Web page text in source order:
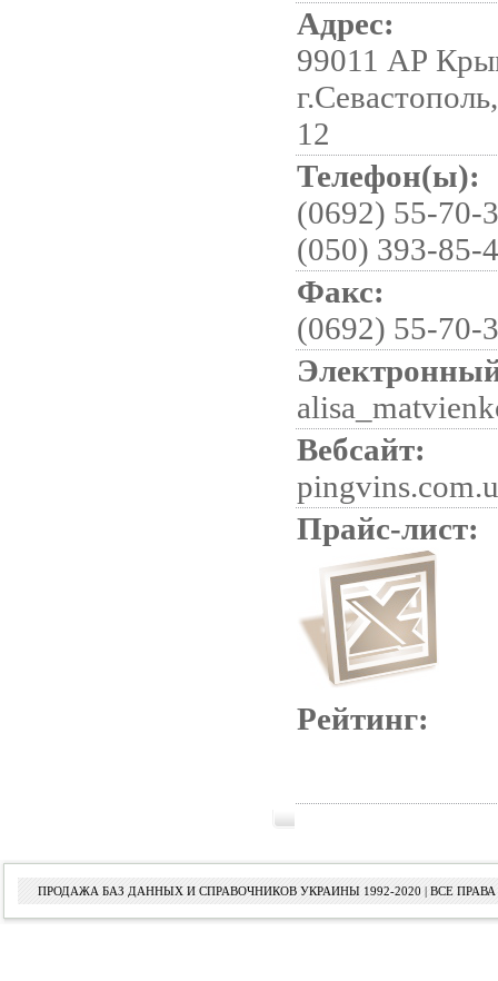
Адрес:
99011 АР
12
Телефон(ы):
(0692) 55-70-
(050) 393-85-
Факс:
(0692) 55-70-
Вебсайт:
Прайс-лист:
Рейтинг:
ПРОДАЖА БАЗ ДАННЫХ И СПРАВОЧНИКОВ УКРАИНЫ 1992-2020 | ВСЕ